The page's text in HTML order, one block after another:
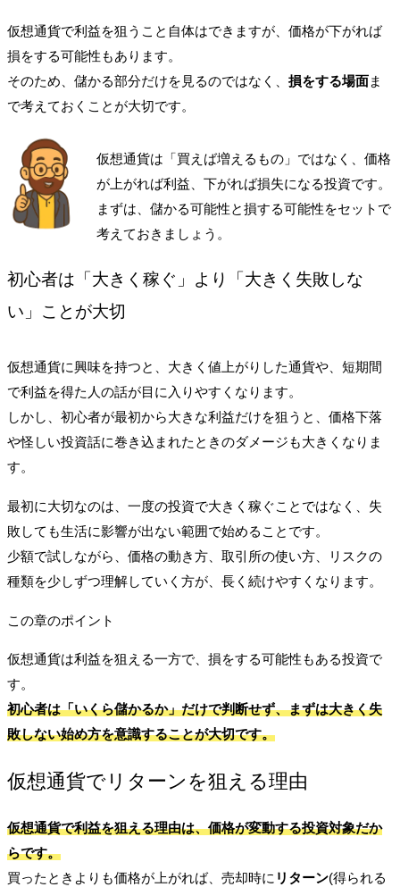
仮想通貨で利益を狙うこと自体はできますが、価格が下がれば
損をする可能性もあります。
そのため、儲かる部分だけを見るのではなく、 損をする場面ま
で考えておくことが大切です。
仮想通貨は「買えば増えるもの」ではなく、価格
が上がれば利益、下がれば損失になる投資です。
まずは、儲かる可能性と損する可能性をセットで
考えておきましょう。
初心者は「大きく稼ぐ」より「大きく失敗しな
い」ことが大切
仮想通貨に興味を持つと、大きく値上がりした通貨や、短期間
で利益を得た人の話が目に入りやすくなります。
しかし、初心者が最初から大きな利益だけを狙うと、価格下落
や怪しい投資話に巻き込まれたときのダメージも大きくなりま
す。
最初に大切なのは、一度の投資で大きく稼ぐことではなく、失
敗しても生活に影響が出ない範囲で始めることです。
少額で試しながら、価格の動き方、取引所の使い方、リスクの
種類を少しずつ理解していく方が、長く続けやすくなります。
この章のポイント
仮想通貨は利益を狙える一方で、損をする可能性もある投資で
す。
初心者は「いくら儲かるか」だけで判断せず、まずは大きく失
敗しない始め方を意識することが大切です。
仮想通貨でリターンを狙える理由
仮想通貨で利益を狙える理由は、価格が変動する投資対象だか
らです。
買ったときよりも価格が上がれば、売却時に リターン(得られる